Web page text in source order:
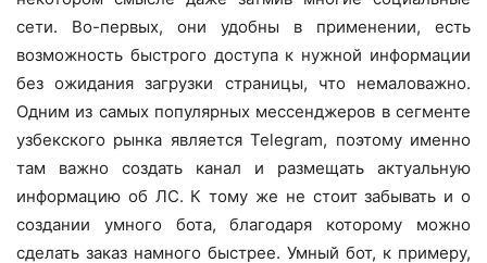
сети. Во-первых, они удобны в применении, есть
возможность быстрого доступа к нужной информации
без ожидания загрузки страницы, что немаловажно.
Одним из самых популярных мессенджеров в сегменте
узбекского рынка является Telegram, поэтому именно
там важно создать канал и размещать актуальную
информацию об ЛС. К тому же не стоит забывать и о
создании умного бота, благодаря которому можно
сделать заказ намного быстрее. Умный бот, к примеру,